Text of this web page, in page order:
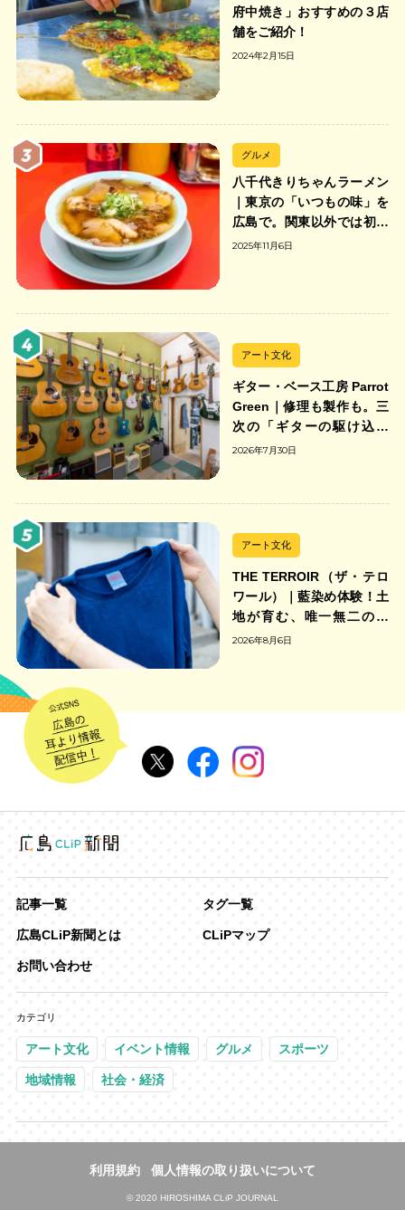
府中焼き」おすすめの３店
舗をご紹介！
2024年2月15日
グルメ
八千代きりちゃんラーメン
｜東京の「いつもの味」を
広島で。関東以外では初の
「ちゃんのれん組合」加盟
2025年11月6日
アート文化
ギター・ベース工房 Parrot
Green｜修理も製作も。三
次の「ギターの駆け込み
寺」
2026年7月30日
アート文化
THE TERROIR（ザ・テロ
ワール）｜藍染め体験！土
地が育む、唯一無二の藍
色。
2026年8月6日
記事一覧 タグ一覧
広島CLiP新聞とは CLiPマップ
お問い合わせ
カテゴリ
アート文化 イベント情報 グルメ スポーツ
地域情報 社会・経済
利用規約 個人情報の取り扱いについて
©2020 HIROSHIMA CLiP JOURNAL